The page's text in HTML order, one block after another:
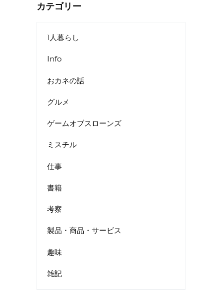
カテゴリー
1人暮らし
Info
おカネの話
グルメ
ゲームオブスローンズ
ミスチル
仕事
書籍
考察
製品・商品・サービス
趣味
雑記